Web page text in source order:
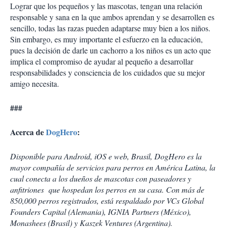
Lograr que los pequeños y las mascotas, tengan una relación
responsable y sana en la que ambos aprendan y se desarrollen es
sencillo, todas las razas pueden adaptarse muy bien a los niños.
Sin embargo, es muy importante el esfuerzo en la educación,
pues la decisión de darle un cachorro a los niños es un acto que
implica el compromiso de ayudar al pequeño a desarrollar
responsabilidades y consciencia de los cuidados que su mejor
amigo necesita.
###
Acerca deDogHero:
Disponible para Android, iOS e web, Brasil, DogHero es la
mayor compañía de servicios para perros en América Latina, la
cual conecta a los dueños de mascotas con paseadores y
anfitriones que hospedan los perros en su casa. Con más de
850,000 perros registrados, está respaldado por VCs Global
Founders Capital (Alemania), IGNIA Partners (México),
Monashees (Brasil) y Kaszek Ventures (Argentina).